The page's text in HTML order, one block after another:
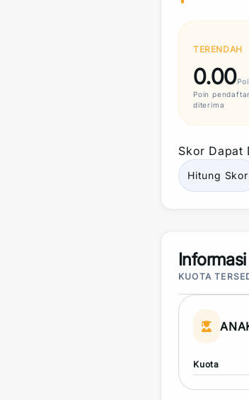
TERENDAH
0.00
Poin
diterima
Skor Dapat
Hitung Skor
KUOTA
Kuota